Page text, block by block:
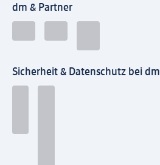
dm & Partner
Sicherheit & Datenschutz bei dm